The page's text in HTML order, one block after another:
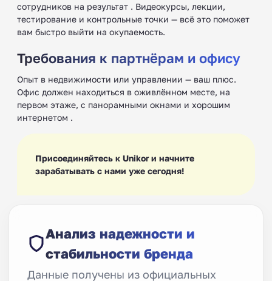
сотрудников на результат . Видеокурсы, лекции,
тестирование и контрольные точки — всё это поможет
вам быстро выйти на окупаемость.
Требования к партнёрам и офису
Опыт в недвижимости или управлении — ваш плюс.
Офис должен находиться в оживлённом месте, на
первом этаже, с панорамными окнами и хорошим
интернетом .
Присоединяйтесь к Unikor и начните
зарабатывать с нами уже сегодня!
Анализ надежности и
стабильности бренда
Данные получены из официальных